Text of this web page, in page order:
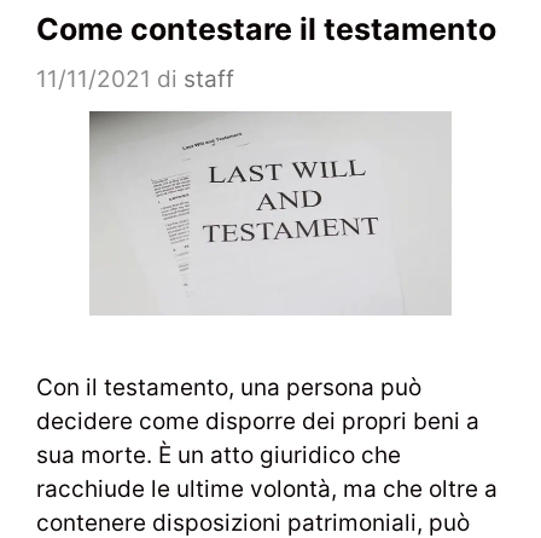
Come contestare il testamento
11/11/2021 di staff
Con il testamento, una persona può
decidere come disporre dei propri beni a
sua morte. È un atto giuridico che
racchiude le ultime volontà, ma che oltre a
contenere disposizioni patrimoniali, può